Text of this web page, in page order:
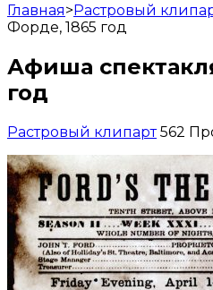
Главная>Растровый
Форде, 1865 год
Афиша
год
Растровый клипарт 562